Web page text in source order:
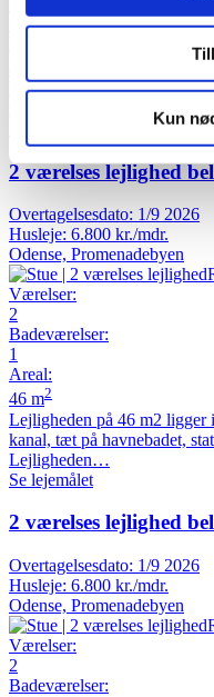
Kun
Lejligheden på 49m2
sportsfaciliteter, 10 min til
2 værelses lejlighed
Overtagelsesdato: 1/9 2026
Husleje: 6.800 kr./mdr.
Odense, Promenadebyen
Værelser:
2
Badeværelser:
1
Areal:
46 m2
Lejligheden på 46 m2 ligger
kanal, tæt på havnebadet,
Lejligheden…
Se lejemålet
2 værelses lejlighed
Overtagelsesdato: 1/9 2026
Husleje: 6.800 kr./mdr.
Odense, Promenadebyen
Værelser:
2
Badeværelser: